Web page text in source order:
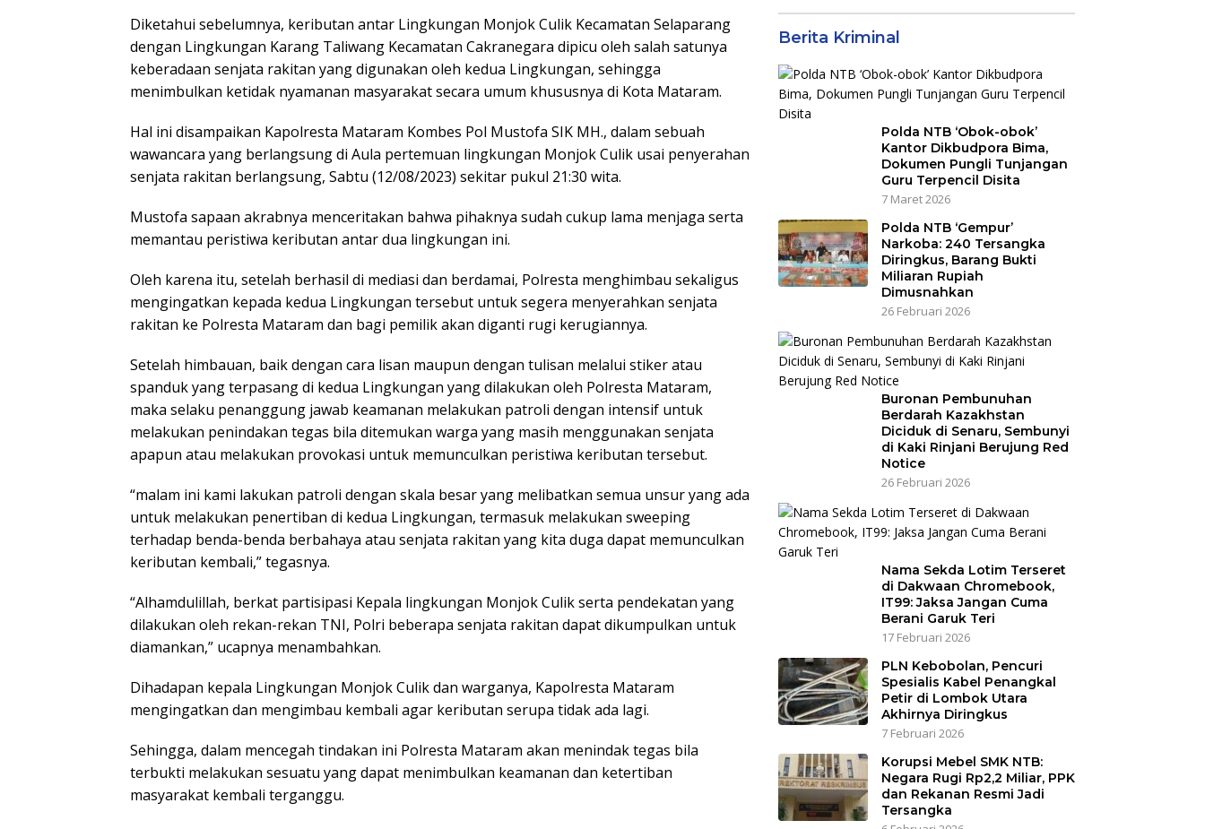
Diketahui sebelumnya, keributan antar Lingkungan Monjok Culik Kecamatan Selaparang
dengan Lingkungan Karang Taliwang Kecamatan Cakranegara dipicu oleh salah satunya
keberadaan senjata rakitan yang digunakan oleh kedua Lingkungan, sehingga
menimbulkan ketidak nyamanan masyarakat secara umum khususnya di Kota Mataram.
Hal ini disampaikan Kapolresta Mataram Kombes Pol Mustofa SIK MH., dalam sebuah
wawancara yang berlangsung di Aula pertemuan lingkungan Monjok Culik usai penyerahan
senjata rakitan berlangsung, Sabtu (12/08/2023) sekitar pukul 21:30 wita.
Mustofa sapaan akrabnya menceritakan bahwa pihaknya sudah cukup lama menjaga serta
memantau peristiwa keributan antar dua lingkungan ini.
Oleh karena itu, setelah berhasil di mediasi dan berdamai, Polresta menghimbau sekaligus
mengingatkan kepada kedua Lingkungan tersebut untuk segera menyerahkan senjata
rakitan ke Polresta Mataram dan bagi pemilik akan diganti rugi kerugiannya.
Setelah himbauan, baik dengan cara lisan maupun dengan tulisan melalui stiker atau
spanduk yang terpasang di kedua Lingkungan yang dilakukan oleh Polresta Mataram,
maka selaku penanggung jawab keamanan melakukan patroli dengan intensif untuk
melakukan penindakan tegas bila ditemukan warga yang masih menggunakan senjata
apapun atau melakukan provokasi untuk memunculkan peristiwa keributan tersebut.
“malam ini kami lakukan patroli dengan skala besar yang melibatkan semua unsur yang ada
untuk melakukan penertiban di kedua Lingkungan, termasuk melakukan sweeping
terhadap benda-benda berbahaya atau senjata rakitan yang kita duga dapat memunculkan
keributan kembali,” tegasnya.
“Alhamdulillah, berkat partisipasi Kepala lingkungan Monjok Culik serta pendekatan yang
dilakukan oleh rekan-rekan TNI, Polri beberapa senjata rakitan dapat dikumpulkan untuk
diamankan,” ucapnya menambahkan.
Dihadapan kepala Lingkungan Monjok Culik dan warganya, Kapolresta Mataram
mengingatkan dan mengimbau kembali agar keributan serupa tidak ada lagi.
Sehingga, dalam mencegah tindakan ini Polresta Mataram akan menindak tegas bila
terbukti melakukan sesuatu yang dapat menimbulkan keamanan dan ketertiban
masyarakat kembali terganggu.
Berita Kriminal
Polda NTB ‘Obok-obok’
Kantor Dikbudpora Bima,
Dokumen Pungli Tunjangan
Guru Terpencil Disita
7 Maret 2026
Polda NTB ‘Gempur’
Narkoba: 240 Tersangka
Diringkus, Barang Bukti
Miliaran Rupiah
Dimusnahkan
26 Februari 2026
Buronan Pembunuhan
Berdarah Kazakhstan
Diciduk di Senaru, Sembunyi
di Kaki Rinjani Berujung Red
Notice
26 Februari 2026
Nama Sekda Lotim Terseret
di Dakwaan Chromebook,
IT99: Jaksa Jangan Cuma
Berani Garuk Teri
17 Februari 2026
PLN Kebobolan, Pencuri
Spesialis Kabel Penangkal
Petir di Lombok Utara
Akhirnya Diringkus
7 Februari 2026
Korupsi Mebel SMK NTB:
Negara Rugi Rp2,2 Miliar, PPK
dan Rekanan Resmi Jadi
Tersangka